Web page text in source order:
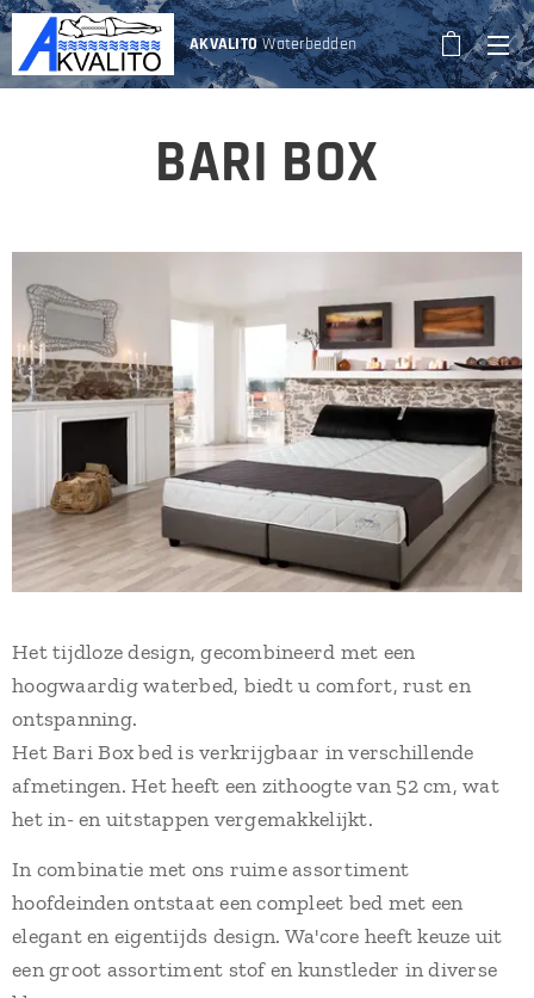
AKVALITOWaterbedden
BARI BOX
Het tijdloze design, gecombineerd met een
hoogwaardig waterbed, biedt u comfort, rust en
ontspanning.
Het Bari Box bed is verkrijgbaar in verschillende
afmetingen. Het heeft een zithoogte van 52 cm, wat
het in- en uitstappen vergemakkelijkt.
In combinatie met ons ruime assortiment
hoofdeinden ontstaat een compleet bed met een
elegant en eigentijds design. Wa'core heeft keuze uit
een groot assortiment stof en kunstleder in diverse